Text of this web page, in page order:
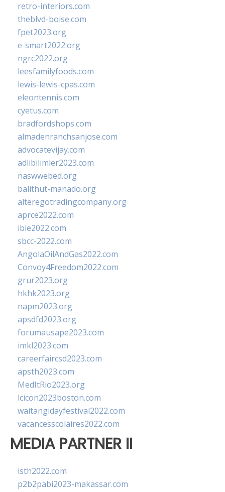
retro-interiors.com
theblvd-boise.com
fpet2023.org
e-smart2022.org
ngrc2022.org
leesfamilyfoods.com
lewis-lewis-cpas.com
eleontennis.com
cyetus.com
bradfordshops.com
almadenranchsanjose.com
advocatevijay.com
adlibilimler2023.com
naswwebed.org
balithut-manado.org
alteregotradingcompany.org
aprce2022.com
ibie2022.com
sbcc-2022.com
AngolaOilAndGas2022.com
Convoy4Freedom2022.com
grur2023.org
hkhk2023.org
napm2023.org
apsdfd2023.org
forumausape2023.com
imkl2023.com
careerfaircsd2023.com
apsth2023.com
MedItRio2023.org
lcicon2023boston.com
waitangidayfestival2022.com
vacancesscolaires2022.com
MEDIA PARTNER II
isth2022.com
p2b2pabi2023-makassar.com